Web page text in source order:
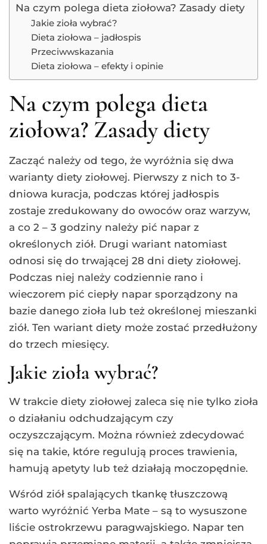
Na czym polega dieta ziołowa? Zasady diety
Jakie zioła wybrać?
Dieta ziołowa – jadłospis
Przeciwwskazania
Dieta ziołowa – efekty i opinie
Na czym polega dieta
ziołowa? Zasady diety
Zacząć należy od tego, że wyróżnia się dwa
warianty diety ziołowej. Pierwszy z nich to 3-
dniowa kuracja, podczas której jadłospis
zostaje zredukowany do owoców oraz warzyw,
a co 2 – 3 godziny należy pić napar z
określonych ziół. Drugi wariant natomiast
odnosi się do trwającej 28 dni diety ziołowej.
Podczas niej należy codziennie rano i
wieczorem pić ciepły napar sporządzony na
bazie danego zioła lub też określonej mieszanki
ziół. Ten wariant diety może zostać przedłużony
do trzech miesięcy.
Jakie zioła wybrać?
W trakcie diety ziołowej zaleca się nie tylko zioła
o działaniu odchudzającym czy
oczyszczającym. Można również zdecydować
się na takie, które regulują proces trawienia,
hamują apetyty lub też działają moczopędnie.
Wśród ziół spalających tkankę tłuszczową
warto wyróżnić Yerba Mate – są to wysuszone
liście ostrokrzewu paragwajskiego. Napar ten